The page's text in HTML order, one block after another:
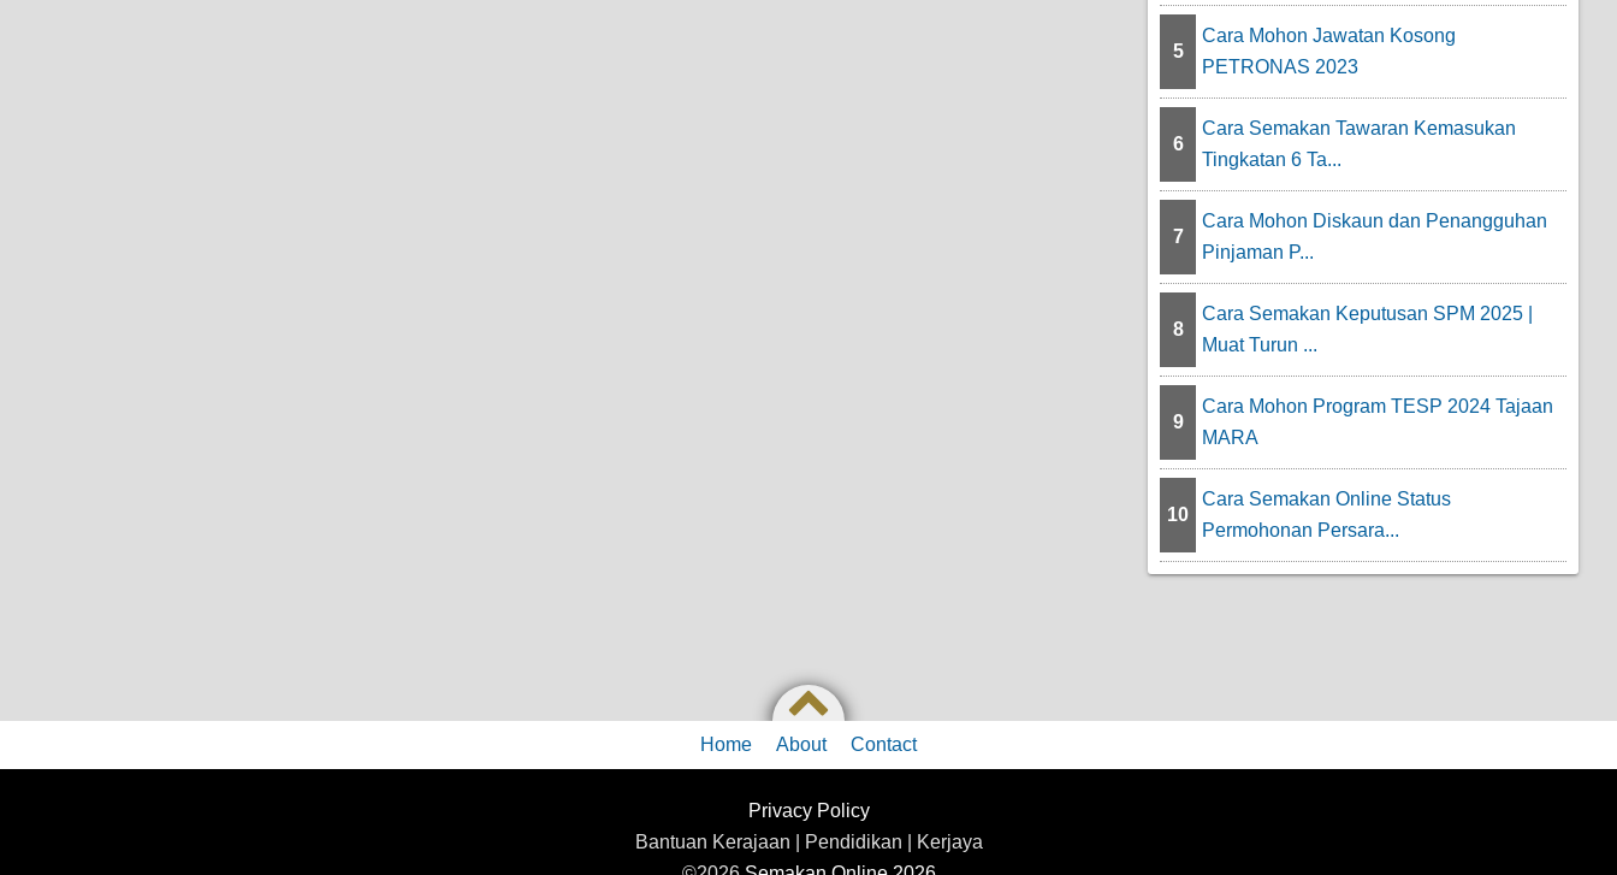
5
Cara Mohon Jawatan Kosong
PETRONAS 2023
6
Cara Semakan Tawaran Kemasukan
Tingkatan 6 Ta...
7
Cara Mohon Diskaun dan Penangguhan
Pinjaman P...
8
Cara Semakan Keputusan SPM 2025 |
Muat Turun ...
9
Cara Mohon Program TESP 2024 Tajaan
MARA
10
Cara Semakan Online Status
Permohonan Persara...
Home About Contact
Privacy Policy
Bantuan Kerajaan | Pendidikan | Kerjaya